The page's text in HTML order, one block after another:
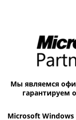
Мы являемся
гарантируем
Microsoft Windows